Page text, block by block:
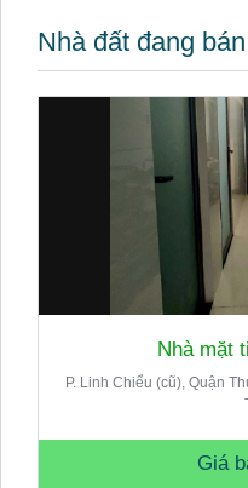
Nhà đất đang
Nhà mặt
P. Linh Chiểu (cũ), Quận
Giá